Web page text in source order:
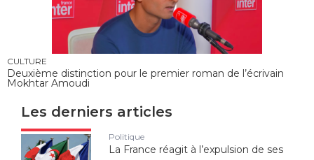
CULTURE
Deuxième distinction pour le premier roman de l’écrivain
Mokhtar Amoudi
Les derniers articles
Politique
La France réagit à l’expulsion de ses